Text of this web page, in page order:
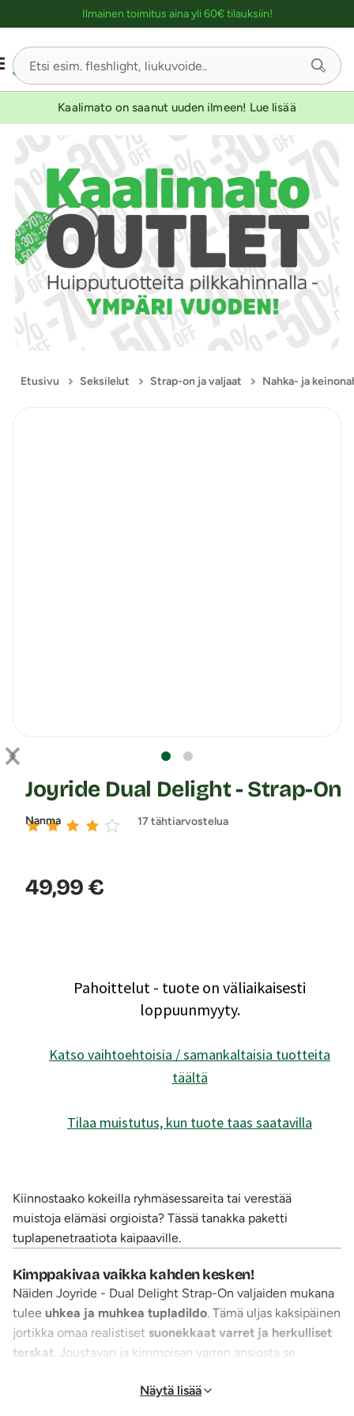
Ilmainen toimitus aina yli 60€ tilauksiin!
Kaalimato on saanut uuden ilmeen! Lue lisää
Etusivu Seksilelut Strap-on ja valjaat Nahka- ja
Nanma
Joyride Dual Delight - Strap-On
17 tähtiarvostelua
Hinta:
49,99 €
Pahoittelut - tuote on väliaikaisesti
loppuunmyyty.
Katso vaihtoehtoisia / samankaltaisia tuotteita
täältä
Tilaa muistutus, kun tuote taas saatavilla
Kiinnostaako kokeilla ryhmäsessareita tai verestää
muistoja elämäsi orgioista? Tässä tanakka paketti
tuplapenetraatiota kaipaaville.
Kimppakivaa vaikka kahden kesken!
Näiden Joyride - Dual Delight Strap-On valjaiden mukana
tulee uhkea ja muhkea tupladildo. Tämä uljas kaksipäinen
jortikka omaa realistiset suonekkaat varret ja herkulliset
terskat . Joustavan ja kimmoisan varren ansiosta se
Näytä lisää